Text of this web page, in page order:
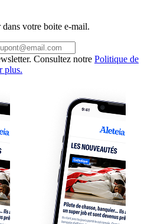
votre boite e-mail.
Consultez notre Politique de
plus.